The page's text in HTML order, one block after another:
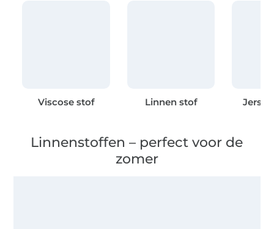
Viscose stof Linnen stof
Linnenstoffen – perfect voor de
zomer